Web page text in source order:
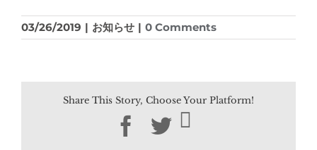
03/26/2019 | お知らせ | 0 Comments
Share This Story, Choose Your Platform!
Facebook
Twitter